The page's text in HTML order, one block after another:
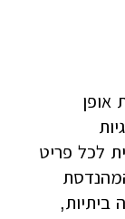
אופן
לכל פריט
ביתיות,